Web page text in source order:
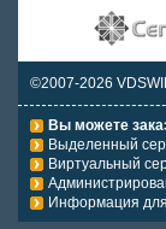
©2007-2026
Вы можете
Выделенный
Виртуальный
Информация